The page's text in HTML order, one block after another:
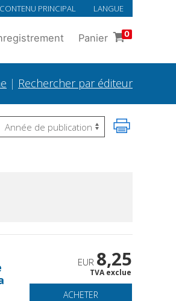
PRINCIPAL LANGUE
Panier 0
| Rechercher par éditeur
EUR 8,25
TVA exclue
ACHETER